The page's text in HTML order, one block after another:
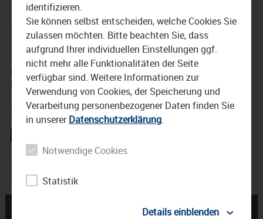
16. Juli 2025
Schon seit 59 Jahren zieht das Waldkraiburger Volksfest
Tausende Besucher in seinen Bann – mit Lichtern, Musik,
Zuckerwatte und Fahrspaß. Doch was steckt eigentlich
hinter dem bunten Spektakel? Fragen wie diese wurden
bei einer ganz besonderen Backstageführung beantwortet
– für rund 30 neugierige Besucher ging es direkt hinter die
Kulissen des Volksfests.
identifizieren.
Sie können selbst entscheiden, welche Cookies Sie
zulassen möchten. Bitte beachten Sie, dass
aufgrund Ihrer individuellen Einstellungen ggf.
nicht mehr alle Funktionalitäten der Seite
verfügbar sind. Weitere Informationen zur
Verwendung von Cookies, der Speicherung und
Verarbeitung personenbezogener Daten finden Sie
in unsererDatenschutzerklärung.
Notwendige Cookies
Statistik
Details einblenden